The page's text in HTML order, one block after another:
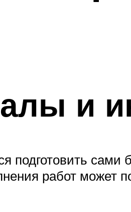
и
подготовить
работ может